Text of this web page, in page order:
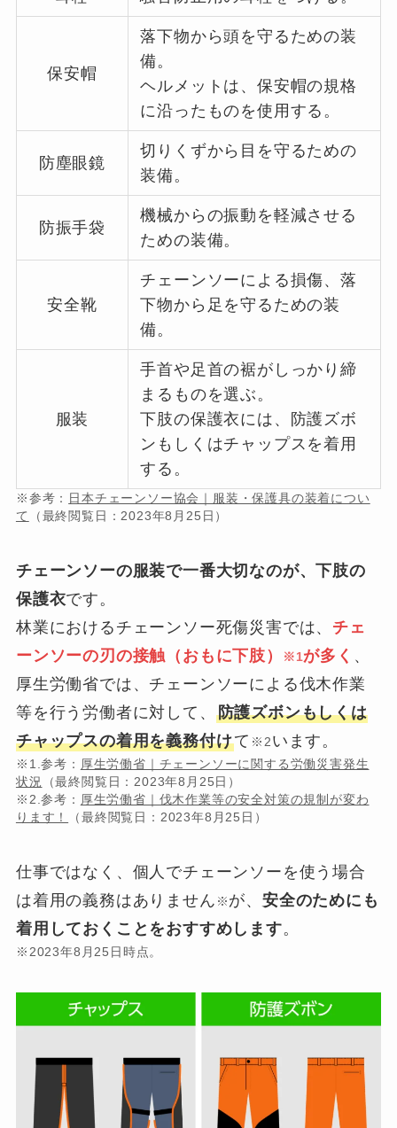
保安帽
落下物から頭を守るための装
備。
ヘルメットは、保安帽の規格
に沿ったものを使用する。
防塵眼鏡
切りくずから目を守るための
装備。
防振手袋
機械からの振動を軽減させる
ための装備。
安全靴
チェーンソーによる損傷、落
下物から足を守るための装
備。
服装
手首や足首の裾がしっかり締
まるものを選ぶ。
下肢の保護衣には、防護ズボ
ンもしくはチャップスを着用
する。
※参考： 日本チェーンソー協会｜服装・保護具の装着につい
て
（最終閲覧日：2023年8月25日）
チェーンソーの服装で一番大切なのが、下肢の
保護衣です。
林業におけるチェーンソー死傷災害では、 チェ
ーンソーの刃の接触（おもに下肢）
※1が多く 、
厚生労働省では、チェーンソーによる伐木作業
等を行う労働者に対して、 防護ズボンもしくは
チャップスの着用を義務付けて ※2います。
※1.参考： 厚生労働省｜チェーンソーに関する労働災害発生
状況
（最終閲覧日：2023年8月25日）
※2.参考： 厚生労働省｜伐木作業等の安全対策の規制が変わ
ります！
（最終閲覧日：2023年8月25日）
仕事ではなく、個人でチェーンソーを使う場合
は着用の義務はありません ※が、安全のためにも
着用しておくことをおすすめします。
※2023年8月25日時点。